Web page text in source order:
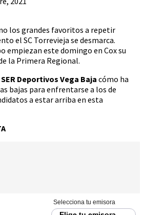
los grandes favoritos a repetir
el SC Torrevieja se desmarca.
empiezan este domingo en Cox su
la Primera Regional.
SER Deportivos Vega Baja cómo ha
bajas para enfrentarse a los de
a estar arriba en esta